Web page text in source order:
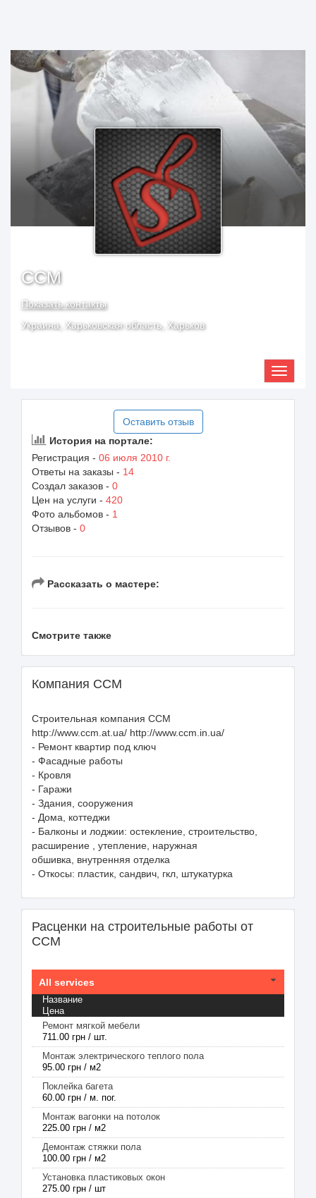
ССМ
Показать контакты
Украина, Харьковская область, Харьков
Оставить отзыв
История на портале:
Регистрация - 06 июля 2010 г.
Ответы на заказы - 14
Создал заказов - 0
Цен на услуги - 420
Фото альбомов - 1
Отзывов - 0
Рассказать о мастере:
Смотрите также
Компания ССМ
Cтроительная компания CCM
http://www.ccm.at.ua/ http://www.ccm.in.ua/
- Ремонт квартир под ключ
- Фасадные работы
- Кровля
- Гаражи
- Здания, сооружения
- Дома, коттеджи
- Балконы и лоджии: остекление, строительство,
расширение , утепление, наружная
обшивка, внутренняя отделка
- Откосы: пластик, сандвич, гкл, штукатурка
Расценки на строительные работы от
ССМ
All services
Название
Цена
Ремонт мягкой мебели
711.00 грн / шт.
Монтаж электрического теплого пола
95.00 грн / м2
Поклейка багета
60.00 грн / м. пог.
Монтаж вагонки на потолок
225.00 грн / м2
Демонтаж стяжки пола
100.00 грн / м2
Установка пластиковых окон
275.00 грн / шт